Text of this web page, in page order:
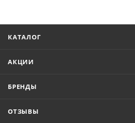
КАТАЛОГ
АКЦИИ
БРЕНДЫ
ОТЗЫВЫ